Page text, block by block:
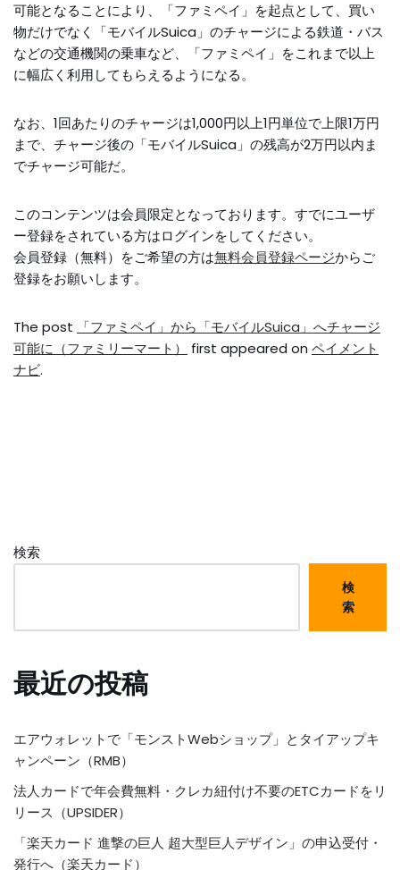
可能となることにより、「ファミペイ」を起点として、買い
物だけでなく「モバイルSuica」のチャージによる鉄道・バス
などの交通機関の乗車など、「ファミペイ」をこれまで以上
に幅広く利用してもらえるようになる。
なお、1回あたりのチャージは1,000円以上1円単位で上限1万円
まで、チャージ後の「モバイルSuica」の残高が2万円以内ま
でチャージ可能だ。
このコンテンツは会員限定となっております。すでにユーザ
ー登録をされている方はログインをしてください。
会員登録（無料）をご希望の方は無料会員登録ページからご
登録をお願いします。
The post
「ファミペイ」から「モバイルSuica」へチャージ
可能に（ファミリーマート）
first appeared on ペイメント
ナビ.
検索
検
索
最近の投稿
エアウォレットで「モンストWebショップ」とタイアップキ
ャンペーン（RMB）
法人カードで年会費無料・クレカ紐付け不要のETCカードをリ
リース（UPSIDER）
「楽天カード 進撃の巨人 超大型巨人デザイン」の申込受付・
発行へ（楽天カード）